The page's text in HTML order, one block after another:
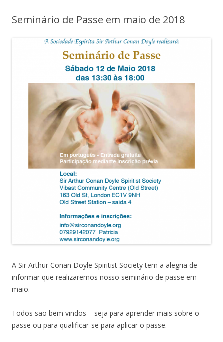
Seminário de Passe em maio de 2018
A Sir Arthur Conan Doyle Spiritist Society tem a alegria de
informar que realizaremos nosso seminário de passe em
maio.
Todos são bem vindos – seja para aprender mais sobre o
passe ou para qualificar-se para aplicar o passe.